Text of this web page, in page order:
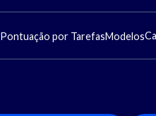
Pontuação por TarefasModelos